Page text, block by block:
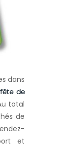
dans
de
total
de
et